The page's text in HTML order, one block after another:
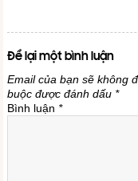
Để lại một bình luận
Email của bạn sẽ không
buộc được đánh dấu *
Bình luận *